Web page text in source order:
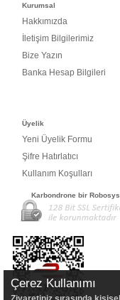
Kurumsal
Hakkımızda
İletişim Bilgilerimiz
Bize Yazın
Banka Hesap Bilgileri
Üyelik
Yeni Üyelik Formu
Şifre Hatırlatıcı
Kullanım Koşulları
Karbondrone bir
Çerez Kullanımı